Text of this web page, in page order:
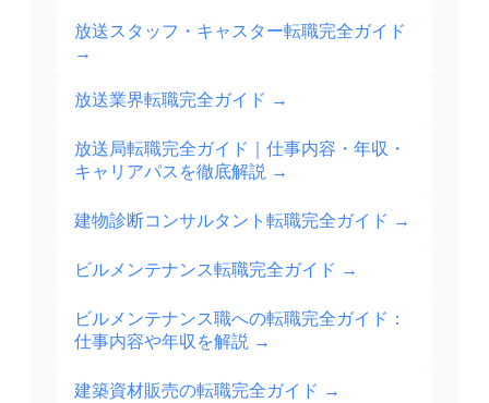
放送スタッフ・キャスター転職完全ガイド
→
放送業界転職完全ガイド →
放送局転職完全ガイド｜仕事内容・年収・
キャリアパスを徹底解説 →
建物診断コンサルタント転職完全ガイド →
ビルメンテナンス転職完全ガイド →
ビルメンテナンス職への転職完全ガイド：
仕事内容や年収を解説 →
建築資材販売の転職完全ガイド →